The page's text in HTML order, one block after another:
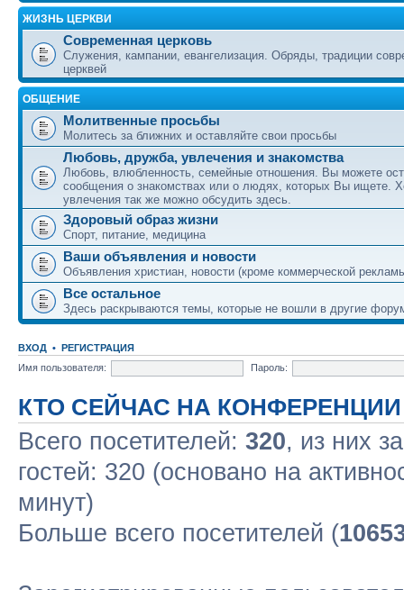
ЖИЗНЬ ЦЕРКВИ
Современная церковь
Служения, кампании, евангелизация. Обряды, традиции
церквей
ОБЩЕНИЕ
Молитвенные просьбы
Молитесь за ближних и оставляйте свои просьбы
Любовь, дружба, увлечения и знакомства
Любовь, влюбленность, семейные отношения. Вы можете
сообщения о знакомствах или о людях, которых Вы ищете.
увлечения так же можно обсудить здесь.
Здоровый образ жизни
Спорт, питание, медицина
Ваши объявления и новости
Объявления христиан, новости (кроме коммерческой
Все остальное
Здесь раскрываются темы, которые не вошли в другие
ВХОД • РЕГИСТРАЦИЯ
Имя пользователя:
Пароль:
КТО СЕЙЧАС НА КОНФЕРЕНЦИИ
Всего посетителей: 320, из них
гостей: 320 (основано на
минут)
Больше всего посетителей (